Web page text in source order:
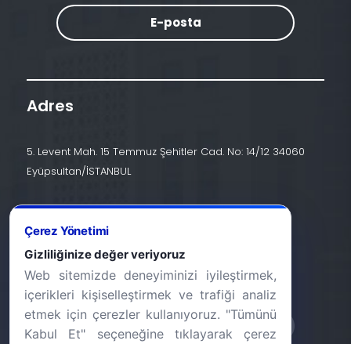
E-posta
Adres
5. Levent Mah. 15 Temmuz Şehitler Cad. No: 14/12 34060
Eyüpsultan/İSTANBUL
+90 (212) 924 24 44
info@halic.edu.tr
Çerez Yönetimi
Gizliliğinize değer veriyoruz
Web sitemizde deneyiminizi iyileştirmek,
içerikleri kişiselleştirmek ve trafiği analiz
etmek için çerezler kullanıyoruz. "Tümünü
Kabul Et" seçeneğine tıklayarak çerez